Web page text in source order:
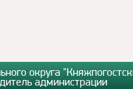
округа
администрации